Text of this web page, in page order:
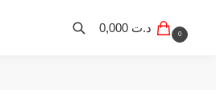
0,000 د.ت 0